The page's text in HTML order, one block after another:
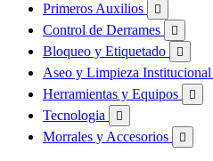
Primeros Auxilios 
Control de Derrames 
Bloqueo y Etiquetado 
Aseo y Limpieza Institucional
Herramientas y Equipos 
Tecnologia 
Morrales y Accesorios 